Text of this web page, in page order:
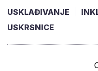
USKLAĐIVANJE
USKRSNICE